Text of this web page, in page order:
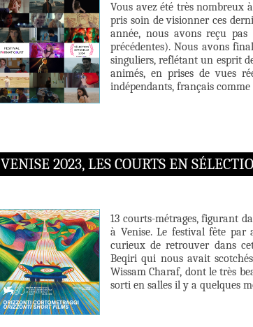
Vous avez été très nombreux
pris soin de visionner ces
année, nous avons reçu
précédentes). Nous avons
singuliers, reflétant un esprit
animés, en prises de vues
indépendants, français comme
VENISE 2023, LES COURTS EN
13 courts-métrages, figurant
à Venise. Le festival fête par
curieux de retrouver dans
Beqiri qui nous avait
Wissam Charaf, dont le très
sorti en salles il y a quelques